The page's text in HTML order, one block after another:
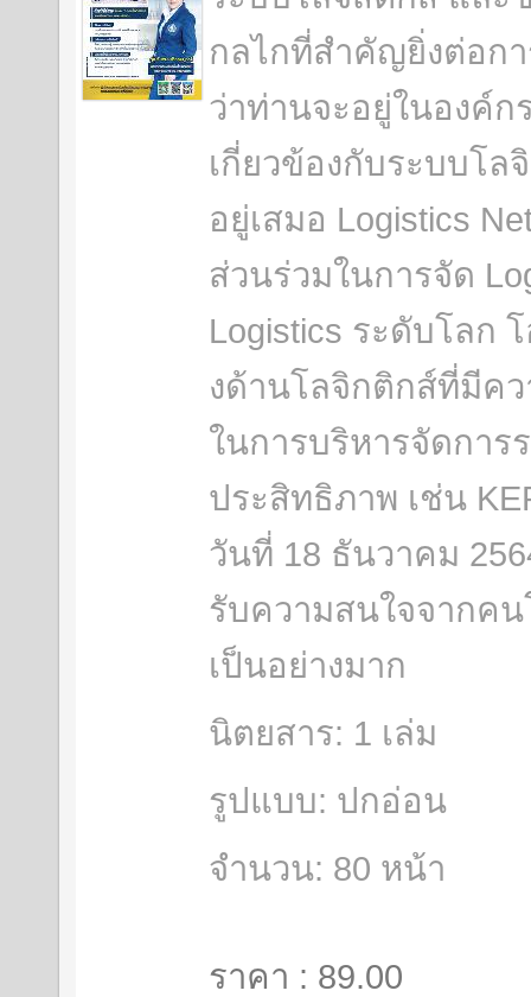
กลไกที่สำคัญยิ่งต่อก
ว่าท่านจะอยู่ในองค์ก
เกี่ยวข้องกับระบบโ
อยู่เสมอ Logistics
ส่วนร่วมในการจัด
Logistics ระดับโลก
งด้านโลจิกติกส์ที่มีค
ในการบริหารจัดการ
ประสิทธิภาพ เช่น
วันที่ 18 ธันวาคม
รับความสนใจจากค
เป็นอย่างมาก
นิตยสาร: 1 เล่ม
รูปแบบ: ปกอ่อน
จำนวน: 80 หน้า
ราคา : 89.00